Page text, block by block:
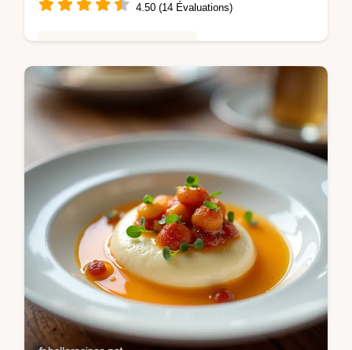
4.50 (14 Évaluations)
Découvrez notre recette de taboul maison
sans cuisson dominée par le persil frais Un
délice oriental léger parfait pour le batch
cooking À vous le soleil